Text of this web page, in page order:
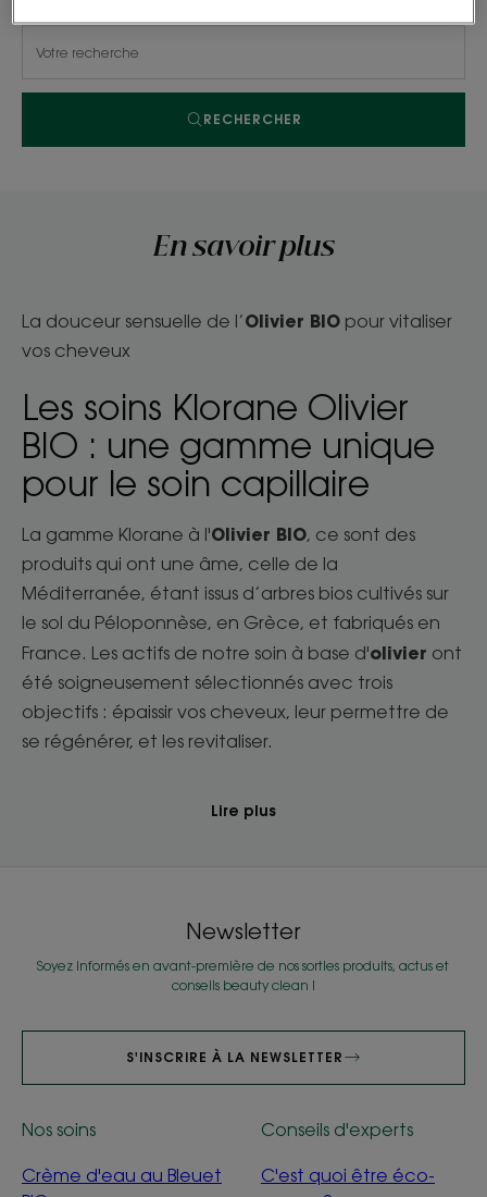
RECHERCHER
En savoir plus
La douceur sensuelle de l’Olivier BIO pour vitaliser
vos cheveux
Les soins Klorane Olivier
BIO : une gamme unique
pour le soin capillaire
La gamme Klorane à l'Olivier BIO, ce sont des
produits qui ont une âme, celle de la
Méditerranée, étant issus d’arbres bios cultivés sur
le sol du Péloponnèse, en Grèce, et fabriqués en
France. Les actifs de notre soin à base d'olivier ont
été soigneusement sélectionnés avec trois
objectifs : épaissir vos cheveux, leur permettre de
se régénérer, et les revitaliser.
Lire plus
Newsletter
Soyez informés en avant-première de nos sorties produits, actus et
conseils beauty clean !
S'INSCRIRE À LA NEWSLETTER
Nos soins
Crème d'eau au Bleuet
Conseils d'experts
C'est quoi être éco-